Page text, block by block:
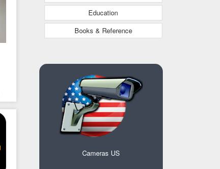
Education
Books & Reference
Cameras US